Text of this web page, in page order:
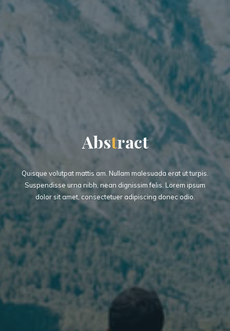
Abstract
Quisque volutpat mattis am. Nullam malesuada erat ut turpis.
Suspendisse urna nibh, nean dignissim felis. Lorem ipsum
dolor sit amet, consectetuer adipiscing donec odio.